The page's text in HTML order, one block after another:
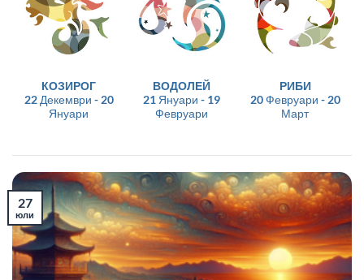
КОЗИРОГ
22 Декември - 20
Януари
ВОДОЛЕЙ
21 Януари - 19
Февруари
РИБИ
20 Февруари - 20
Март
27
юли